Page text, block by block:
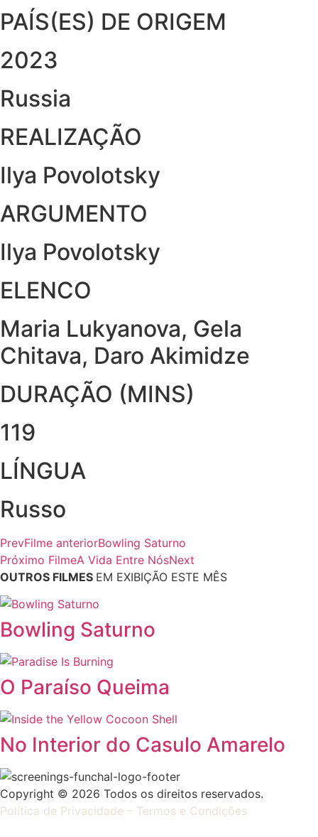
PAÍS(ES) DE ORIGEM
2023
Russia
REALIZAÇÃO
Ilya Povolotsky
ARGUMENTO
Ilya Povolotsky
ELENCO
Maria Lukyanova, Gela
Chitava, Daro Akimidze
DURAÇÃO (MINS)
119
LÍNGUA
Russo
PrevFilme anteriorBowling Saturno
Próximo FilmeA Vida Entre NósNext
OUTROS FILMES EM EXIBIÇÃO ESTE MÊS
Bowling Saturno
O Paraíso Queima
No Interior do Casulo Amarelo
Copyright © 2026 Todos os direitos reservados.
Política de Privacidade – Termos e Condições